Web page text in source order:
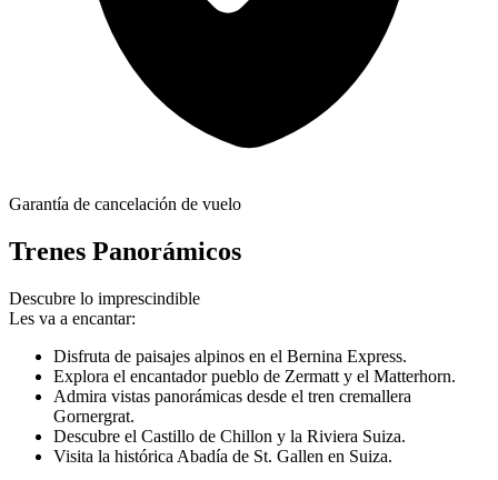
Garantía de cancelación de vuelo
Trenes Panorámicos
Descubre lo imprescindible
Les va a encantar:
Disfruta de paisajes alpinos en el Bernina Express.
Explora el encantador pueblo de Zermatt y el Matterhorn.
Admira vistas panorámicas desde el tren cremallera
Gornergrat.
Descubre el Castillo de Chillon y la Riviera Suiza.
Visita la histórica Abadía de St. Gallen en Suiza.